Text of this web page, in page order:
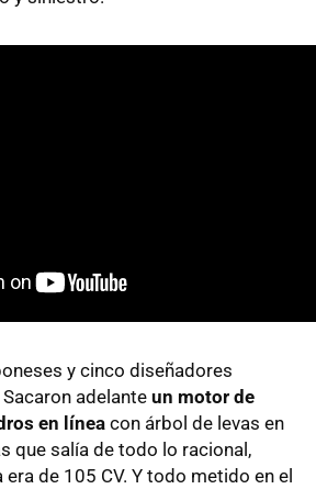
y cinco diseñadores
adelante un motor de
en línea con árbol de levas en
que salía de todo lo racional,
de 105 CV. Y todo metido en el